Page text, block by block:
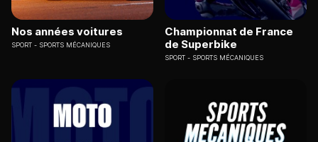
Nos années voitures
SPORT SPORTS MÉCANIQUES
Championnat de France
de Superbike
SPORT SPORTS MÉCANIQUES